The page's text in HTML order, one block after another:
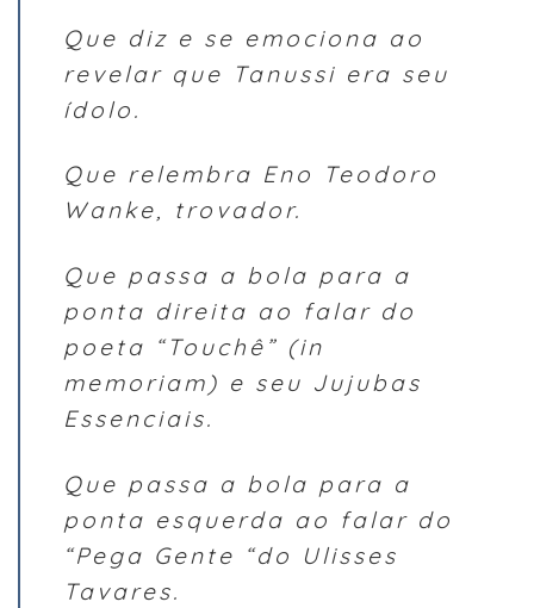
Que diz e se emociona ao
revelar que Tanussi era seu
ídolo.
Que relembra Eno Teodoro
Wanke, trovador.
Que passa a bola para a
ponta direita ao falar do
poeta “Touchê” (in
memoriam) e seu Jujubas
Essenciais.
Que passa a bola para a
ponta esquerda ao falar do
“Pega Gente “do Ulisses
Tavares.